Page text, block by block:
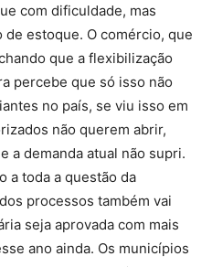
com dificuldade, mas
estoque. O comércio, que
que a flexibilização
percebe que só isso não
no país, se viu isso em
não querem abrir,
a demanda atual não supri.
a toda a questão da
processos também vai
seja aprovada com mais
ano ainda. Os municípios